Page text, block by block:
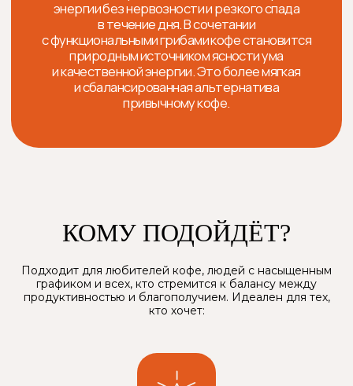
КОМУ ПОДОЙДЁТ?
Подходит для любителей кофе, людей с насыщенным
графиком и всех, кто стремится к балансу между
продуктивностью и благополучием. Идеален для тех,
кто хочет: